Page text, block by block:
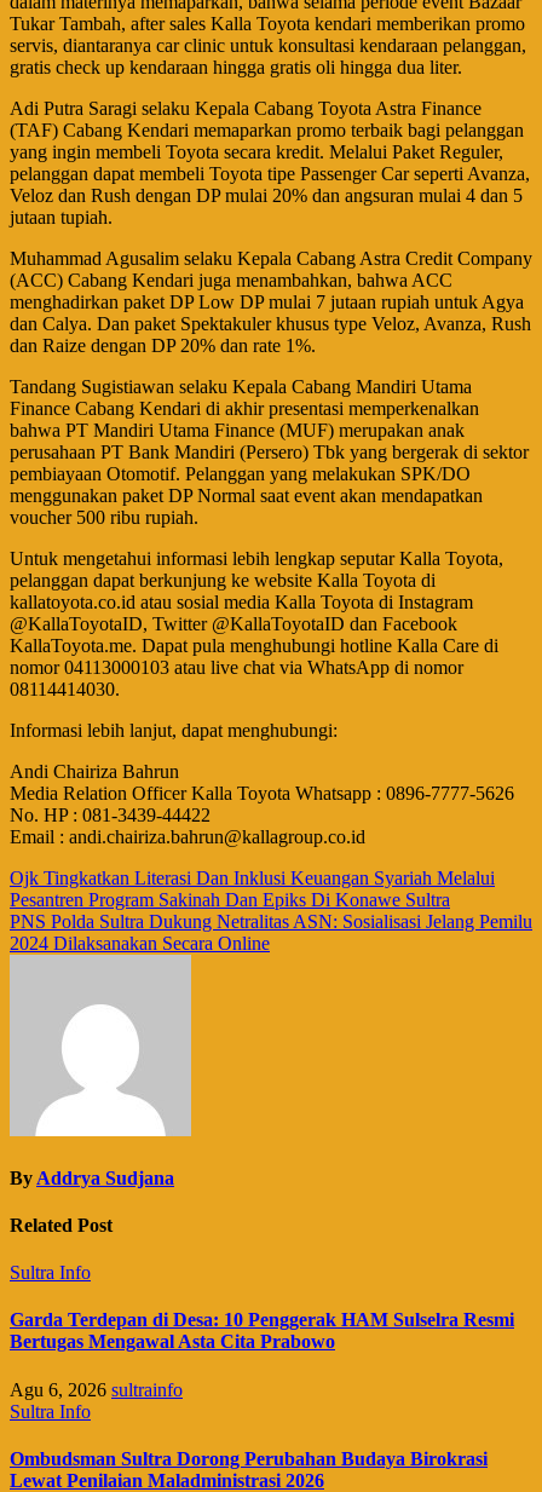
Tukar Tambah, after sales Kalla Toyota kendari memberikan promo
servis, diantaranya car clinic untuk konsultasi kendaraan pelanggan,
gratis check up kendaraan hingga gratis oli hingga dua liter.
Adi Putra Saragi selaku Kepala Cabang Toyota Astra Finance
(TAF) Cabang Kendari memaparkan promo terbaik bagi pelanggan
yang ingin membeli Toyota secara kredit. Melalui Paket Reguler,
pelanggan dapat membeli Toyota tipe Passenger Car seperti Avanza,
Veloz dan Rush dengan DP mulai 20% dan angsuran mulai 4 dan 5
jutaan tupiah.
Muhammad Agusalim selaku Kepala Cabang Astra Credit Company
(ACC) Cabang Kendari juga menambahkan, bahwa ACC
menghadirkan paket DP Low DP mulai 7 jutaan rupiah untuk Agya
dan Calya. Dan paket Spektakuler khusus type Veloz, Avanza, Rush
dan Raize dengan DP 20% dan rate 1%.
Tandang Sugistiawan selaku Kepala Cabang Mandiri Utama
Finance Cabang Kendari di akhir presentasi memperkenalkan
bahwa PT Mandiri Utama Finance (MUF) merupakan anak
perusahaan PT Bank Mandiri (Persero) Tbk yang bergerak di sektor
pembiayaan Otomotif. Pelanggan yang melakukan SPK/DO
menggunakan paket DP Normal saat event akan mendapatkan
voucher 500 ribu rupiah.
Untuk mengetahui informasi lebih lengkap seputar Kalla Toyota,
pelanggan dapat berkunjung ke website Kalla Toyota di
kallatoyota.co.id atau sosial media Kalla Toyota di Instagram
@KallaToyotaID, Twitter @KallaToyotaID dan Facebook
KallaToyota.me. Dapat pula menghubungi hotline Kalla Care di
nomor 04113000103 atau live chat via WhatsApp di nomor
08114414030.
Informasi lebih lanjut, dapat menghubungi:
Andi Chairiza Bahrun
Media Relation Officer Kalla Toyota Whatsapp : 0896-7777-5626
No. HP : 081-3439-44422
Email : andi.chairiza.bahrun@kallagroup.co.id
Navigasi
pos
Ojk Tingkatkan Literasi Dan Inklusi Keuangan Syariah Melalui
Pesantren Program Sakinah Dan Epiks Di Konawe Sultra
PNS Polda Sultra Dukung Netralitas ASN: Sosialisasi Jelang Pemilu
2024 Dilaksanakan Secara Online
By Addrya Sudjana
Related Post
Sultra Info
Garda Terdepan di Desa: 10 Penggerak HAM Sulselra Resmi
Bertugas Mengawal Asta Cita Prabowo
Agu 6, 2026 sultrainfo
Sultra Info
Ombudsman Sultra Dorong Perubahan Budaya Birokrasi
Lewat Penilaian Maladministrasi 2026